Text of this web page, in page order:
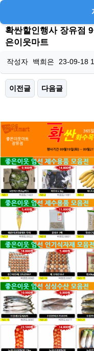
확싼할인행사 장유점
은이웃마트
작성자 백희은 23-09-18
이전글 다음글
본문